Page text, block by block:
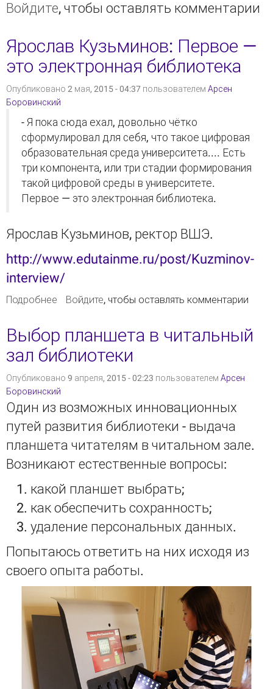
приложления НЭБ под Android
Войдите, чтобы оставлять комментарии
Ярослав Кузьминов: Первое —
это электронная библиотека
Опубликовано 2 мая, 2015 - 04:37 пользователем Арсен
Боровинский
- Я пока сюда ехал, довольно чётко
сформулировал для себя, что такое цифровая
образовательная среда университета.... Есть
три компонента, или три стадии формирования
такой цифровой среды в университете.
Первое — это электронная библиотека.
Ярослав Кузьминов, ректор ВШЭ.
http://www.edutainme.ru/post/Kuzminov-
interview/
Подробнее о Ярослав Кузьминов: Первое — это
Войдите, чтобы оставлять комментарии
Выбор планшета в читальный
зал библиотеки
Опубликовано 9 апреля, 2015 - 02:23 пользователем Арсен
Боровинский
Один из возможных инновационных
путей развития библиотеки - выдача
планшета читателям в читальном зале.
Возникают естественные вопросы:
какой планшет выбрать;
как обеспечить сохранность;
удаление персональных данных.
Попытаюсь ответить на них исходя из
своего опыта работы.